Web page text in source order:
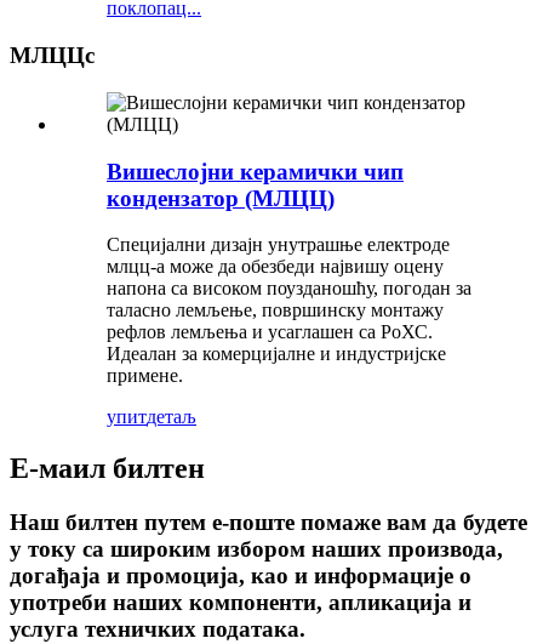
поклопац...
МЛЦЦс
Вишеслојни керамички чип
кондензатор (МЛЦЦ)
Специјални дизајн унутрашње електроде
млцц-а може да обезбеди највишу оцену
напона са високом поузданошћу, погодан за
таласно лемљење, површинску монтажу
рефлов лемљења и усаглашен са РоХС.
Идеалан за комерцијалне и индустријске
примене.
упитдетаљ
Е-маил билтен
Наш билтен путем е-поште помаже вам да будете
у току са широким избором наших производа,
догађаја и промоција, као и информације о
употреби наших компоненти, апликација и
услуга техничких података.